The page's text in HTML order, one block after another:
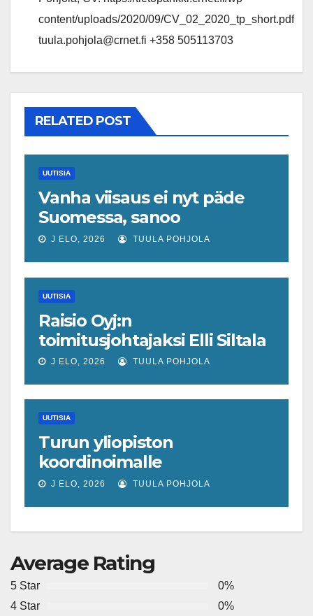
content/uploads/2020/09/CV_02_2020_tp_short.pdf
tuula.pohjola@crnet.fi +358 505113703
RELATED POST
UUTISIA
Vanha viisaus ei nyt päde
Suomessa, sanoo
ekonomisti, joka odottaa
ripeämpää piristymistä
J ELO, 2026 TUULA POHJOLA
UUTISIA
Raisio Oyj:n
toimitusjohtajaksi Elli Siltala
J ELO, 2026 TUULA POHJOLA
UUTISIA
Turun yliopiston
koordinoimalle
tohtoriverkostolle 4,4
J ELO, 2026 TUULA POHJOLA
Average Rating
5 Star
0%
4 Star
0%